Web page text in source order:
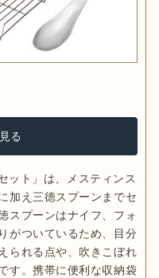
る
ット」は、メスティンス
加え三徳スプーンまでセ
スプーンはナイフ、フォ
がついているため、目分
られる点や、吹きこぼれ
す。携帯に便利な収納袋